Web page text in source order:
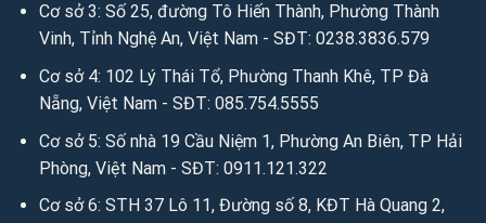
Cơ sở 3: Số 25, đường Tô Hiến Thành, Phường Thành
Vinh, Tỉnh Nghệ An, Việt Nam - SĐT: 0238.3836.579
Cơ sở 4: 102 Lý Thái Tổ, Phường Thanh Khê, TP Đà
Nẵng, Việt Nam - SĐT: 085.754.5555
Cơ sở 5: Số nhà 19 Cầu Niệm 1, Phường An Biên, TP Hải
Phòng, Việt Nam - SĐT: 0911.121.322
Cơ sở 6: STH 37 Lô 11, Đường số 8, KĐT Hà Quang 2,